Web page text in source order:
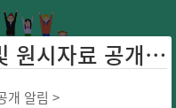
2024 퇴원손상통계」 및 원시자료 공개 ...
개 알림 >